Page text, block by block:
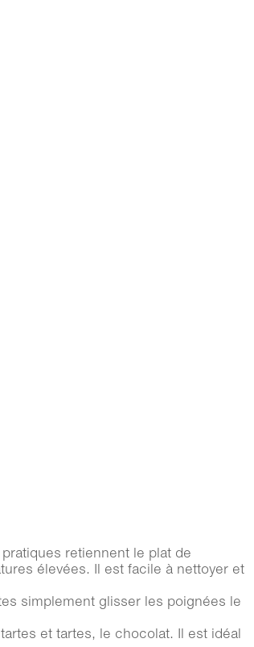
retiennent le plat de
élevées. Il est facile à nettoyer et
simplement glisser les poignées le
et tartes, le chocolat. Il est idéal